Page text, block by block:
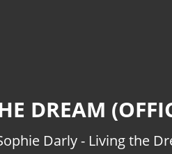
DREAM
Darly - Living the